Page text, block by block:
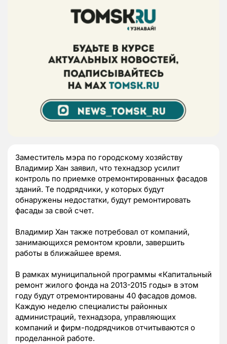
Заместитель мэра по городскому хозяйству
Владимир Хан заявил, что технадзор усилит
контроль по приемке отремонтированных фасадов
зданий. Те подрядчики, у которых будут
обнаружены недостатки, будут ремонтировать
фасады за свой счет.
Владимир Хан также потребовал от компаний,
занимающихся ремонтом кровли, завершить
работы в ближайшее время.
В рамках муниципальной программы «Капитальный
ремонт жилого фонда на 2013-2015 годы» в этом
году будут отремонтированы 40 фасадов домов.
Каждую неделю специалисты районных
администраций, технадзора, управляющих
компаний и фирм-подрядчиков отчитываются о
проделанной работе.